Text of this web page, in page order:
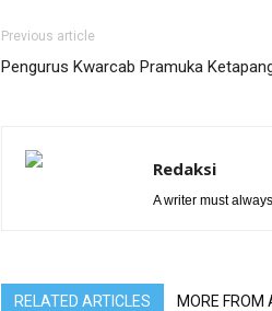
Previous article
Pengurus Kwarcab Pramuka
Redaksi
A writer must
RELATED ARTICLES MORE FROM